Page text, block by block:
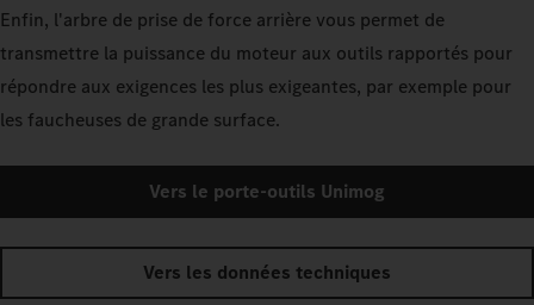
Enfin, l'arbre de prise de force arrière vous permet de
transmettre la puissance du moteur aux outils rapportés pour
répondre aux exigences les plus exigeantes, par exemple pour
les faucheuses de grande surface.
Vers le porte-outils Unimog
Vers les données techniques